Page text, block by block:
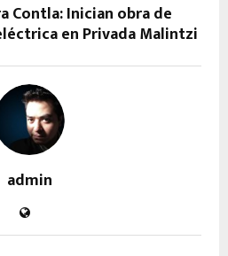
Contla: Inician obra de
en Privada Malintzi
admin